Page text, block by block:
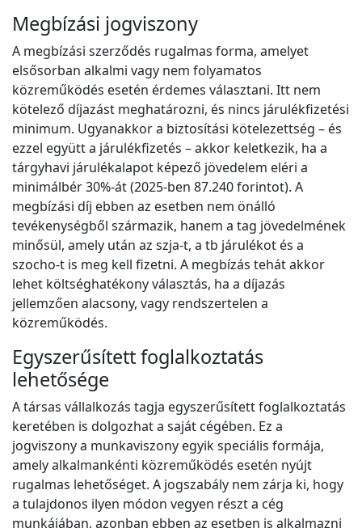
Megbízási jogviszony
A megbízási szerződés rugalmas forma, amelyet
elsősorban alkalmi vagy nem folyamatos
közreműködés esetén érdemes választani. Itt nem
kötelező díjazást meghatározni, és nincs járulékfizetési
minimum. Ugyanakkor a biztosítási kötelezettség – és
ezzel együtt a járulékfizetés – akkor keletkezik, ha a
tárgyhavi járulékalapot képező jövedelem eléri a
minimálbér 30%-át (2025-ben 87.240 forintot). A
megbízási díj ebben az esetben nem önálló
tevékenységből származik, hanem a tag jövedelmének
minősül, amely után az szja-t, a tb járulékot és a
szocho-t is meg kell fizetni. A megbízás tehát akkor
lehet költséghatékony választás, ha a díjazás
jellemzően alacsony, vagy rendszertelen a
közreműködés.
Egyszerűsített foglalkoztatás
lehetősége
A társas vállalkozás tagja egyszerűsített foglalkoztatás
keretében is dolgozhat a saját cégében. Ez a
jogviszony a munkaviszony egyik speciális formája,
amely alkalmankénti közreműködés esetén nyújt
rugalmas lehetőséget. A jogszabály nem zárja ki, hogy
a tulajdonos ilyen módon vegyen részt a cég
munkájában, azonban ebben az esetben is alkalmazni